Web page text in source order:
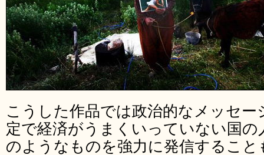
こうした作品では政治的なメッセー
定で経済がうまくいっていない国
のようなものを強力に発信するこ